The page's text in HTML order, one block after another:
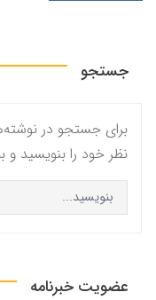
جستجو
برای جستجو در
نظر خود را بنویسید
عضویت خبرنامه